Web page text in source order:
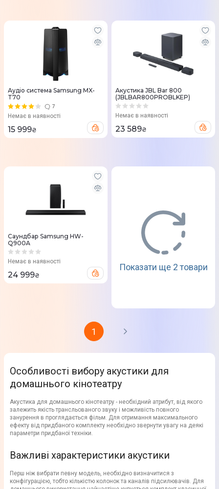
Аудіо система Samsung MX-
T70
7
Немає в наявності
15 999₴
Акустика JBL Bar 800
(JBLBAR800PROBLKEP)
Немає в наявності
23 589₴
Саундбар Samsung HW-
Q900A
Немає в наявності
24 999₴
Показати ще 2 товари
1
Особливості вибору акустики для
домашнього кінотеатру
Акустика для домашнього кінотеатру - необхідний атрибут, від якого
залежить якість трансльованого звуку і можливість повного
занурення в проглядається фільм. Для отримання максимального
ефекту від придбаного комплекту необхідно звернути увагу на деякі
параметри придбаної техніки.
Важливі характеристики акустики
Перш ніж вибрати певну модель, необхідно визначитися з
конфігурацією, тобто кількістю колонок та каналів підсилювачів. Для